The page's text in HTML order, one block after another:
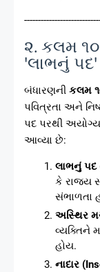
૨. કલમ
'લાભનું પદ'
બંધારણની કલમ
પવિત્રતા અને
પદ પરથી
આવ્યા છે:
લાભનું પદ
કે રાજ્ય
સંભાળતા
અસ્થિર
વ્યક્તિને
હોય.
નાદાર